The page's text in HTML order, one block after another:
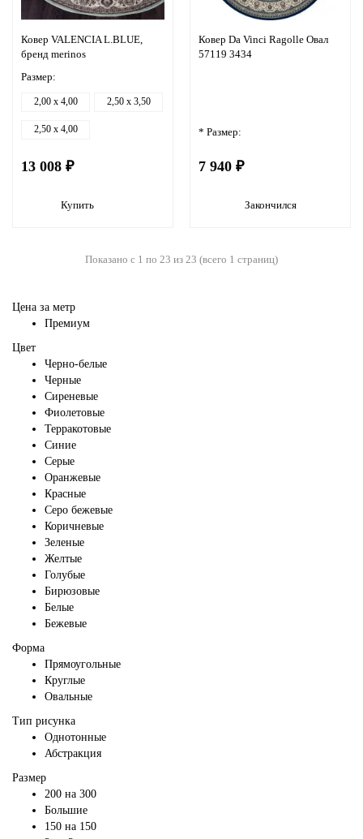
Ковер VALENCIA L.BLUE,
бренд merinos
Размер:
2,00 x 4,00 2,50 x 3,50
2,50 x 4,00
13 008 ₽
Купить
Ковер Da Vinci Ragolle Овал
57119 3434
* Размер:
7 940 ₽
Закончился
Показано с 1 по 23 из 23 (всего 1 страниц)
Цена за метр
Премиум
Цвет
Черно-белые
Черные
Сиреневые
Фиолетовые
Терракотовые
Синие
Серые
Оранжевые
Красные
Серо бежевые
Коричневые
Зеленые
Желтые
Голубые
Бирюзовые
Белые
Бежевые
Форма
Прямоугольные
Круглые
Овальные
Тип рисунка
Однотонные
Абстракция
Размер
200 на 300
Большие
150 на 150